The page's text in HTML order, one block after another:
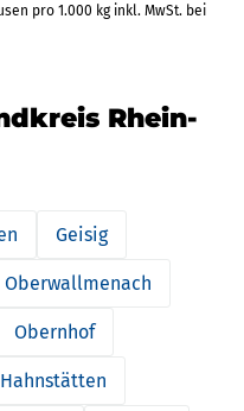
pro 1.000 kg inkl. MwSt. bei
Rhein-
Geisig
Oberwallmenach
Obernhof
Hahnstätten